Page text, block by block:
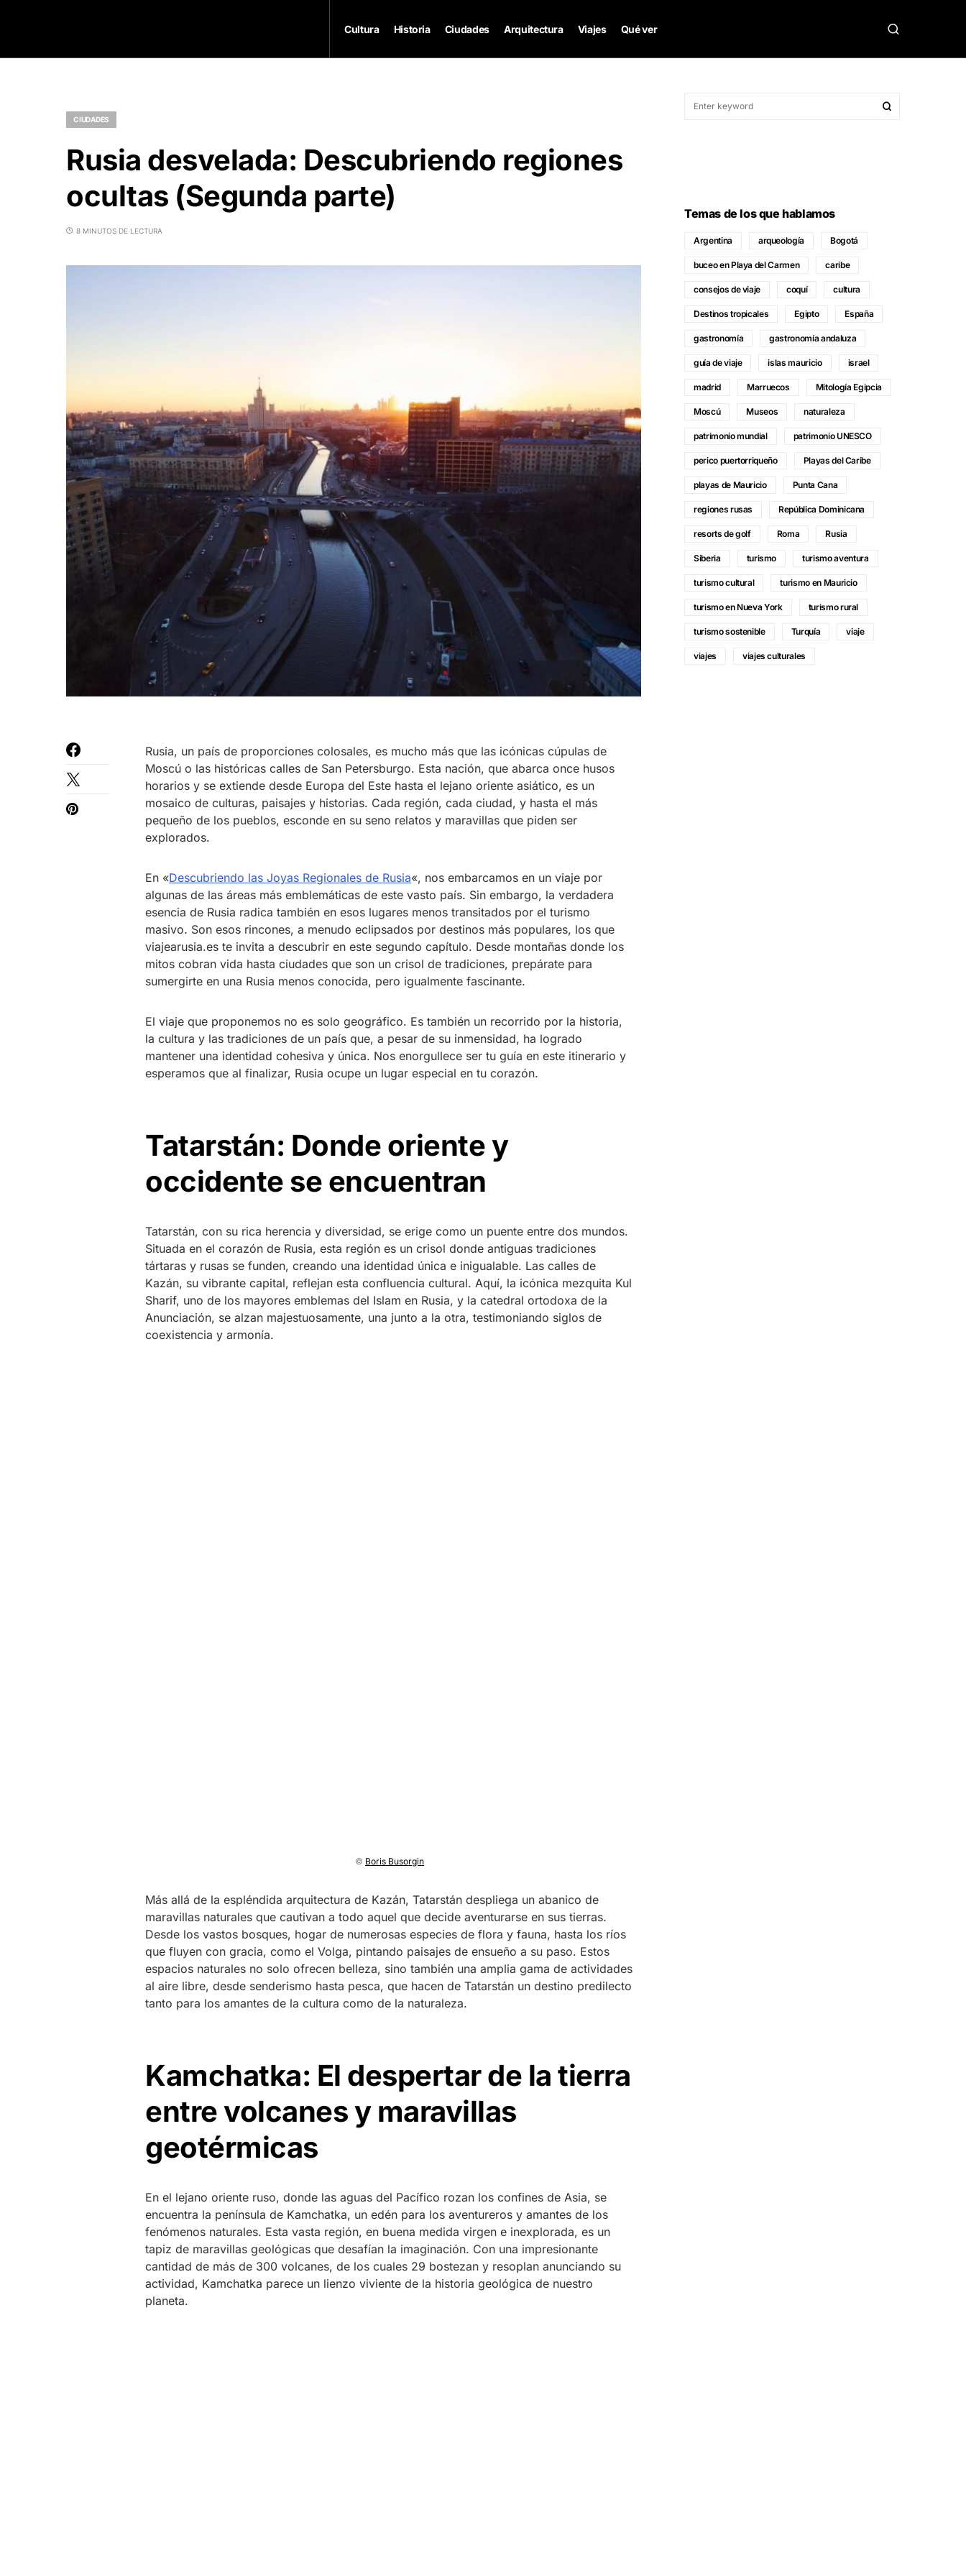
Cultura Historia Ciudades Arquitectura Viajes Qué ver
CIUDADES
Rusia desvelada: Descubriendo regiones
ocultas (Segunda parte)
8 MINUTOS DE LECTURA
Rusia, un país de proporciones colosales, es mucho más que las icónicas cúpulas de
Moscú o las históricas calles de San Petersburgo. Esta nación, que abarca once husos
horarios y se extiende desde Europa del Este hasta el lejano oriente asiático, es un
mosaico de culturas, paisajes y historias. Cada región, cada ciudad, y hasta el más
pequeño de los pueblos, esconde en su seno relatos y maravillas que piden ser
explorados.
En «Descubriendo las Joyas Regionales de Rusia«, nos embarcamos en un viaje por
algunas de las áreas más emblemáticas de este vasto país. Sin embargo, la verdadera
esencia de Rusia radica también en esos lugares menos transitados por el turismo
masivo. Son esos rincones, a menudo eclipsados por destinos más populares, los que
viajearusia.es te invita a descubrir en este segundo capítulo. Desde montañas donde los
mitos cobran vida hasta ciudades que son un crisol de tradiciones, prepárate para
sumergirte en una Rusia menos conocida, pero igualmente fascinante.
El viaje que proponemos no es solo geográfico. Es también un recorrido por la historia,
la cultura y las tradiciones de un país que, a pesar de su inmensidad, ha logrado
mantener una identidad cohesiva y única. Nos enorgullece ser tu guía en este itinerario y
esperamos que al finalizar, Rusia ocupe un lugar especial en tu corazón.
Tatarstán: Donde oriente y
occidente se encuentran
Tatarstán, con su rica herencia y diversidad, se erige como un puente entre dos mundos.
Situada en el corazón de Rusia, esta región es un crisol donde antiguas tradiciones
tártaras y rusas se funden, creando una identidad única e inigualable. Las calles de
Kazán, su vibrante capital, reflejan esta confluencia cultural. Aquí, la icónica mezquita Kul
Sharif, uno de los mayores emblemas del Islam en Rusia, y la catedral ortodoxa de la
Anunciación, se alzan majestuosamente, una junto a la otra, testimoniando siglos de
coexistencia y armonía.
© Boris Busorgin
Más allá de la espléndida arquitectura de Kazán, Tatarstán despliega un abanico de
maravillas naturales que cautivan a todo aquel que decide aventurarse en sus tierras.
Desde los vastos bosques, hogar de numerosas especies de flora y fauna, hasta los ríos
que fluyen con gracia, como el Volga, pintando paisajes de ensueño a su paso. Estos
espacios naturales no solo ofrecen belleza, sino también una amplia gama de actividades
al aire libre, desde senderismo hasta pesca, que hacen de Tatarstán un destino predilecto
tanto para los amantes de la cultura como de la naturaleza.
Kamchatka: El despertar de la tierra
entre volcanes y maravillas
geotérmicas
En el lejano oriente ruso, donde las aguas del Pacífico rozan los confines de Asia, se
encuentra la península de Kamchatka, un edén para los aventureros y amantes de los
fenómenos naturales. Esta vasta región, en buena medida virgen e inexplorada, es un
tapiz de maravillas geológicas que desafían la imaginación. Con una impresionante
cantidad de más de 300 volcanes, de los cuales 29 bostezan y resoplan anunciando su
actividad, Kamchatka parece un lienzo viviente de la historia geológica de nuestro
planeta.
Temas de los que hablamos
Argentina arqueología Bogotá
buceo en Playa del Carmen caribe
consejos de viaje coquí cultura
Destinos tropicales Egipto España
gastronomía gastronomía andaluza
guía de viaje islas mauricio israel
madrid Marruecos Mitología Egipcia
Moscú Museos naturaleza
patrimonio mundial patrimonio UNESCO
perico puertorriqueño Playas del Caribe
playas de Mauricio Punta Cana
regiones rusas República Dominicana
resorts de golf Roma Rusia
Siberia turismo turismo aventura
turismo cultural turismo en Mauricio
turismo en Nueva York turismo rural
turismo sostenible Turquía viaje
viajes viajes culturales